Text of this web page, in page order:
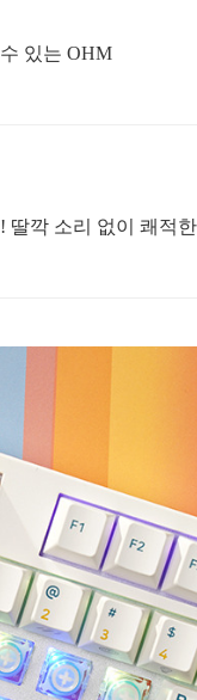
있는 OHM
딸깍 소리 없이 쾌적